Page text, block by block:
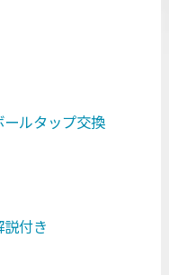
ルタップ交換
説付き